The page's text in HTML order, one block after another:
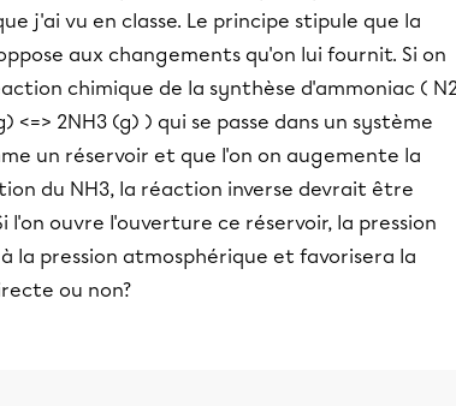
j'ai vu en classe. Le principe stipule que la
aux changements qu'on lui fournit. Si on
chimique de la synthèse d'ammoniac (
<=> 2NH3 (g) ) qui se passe dans un système
un réservoir et que l'on on augemente la
du NH3, la réaction inverse devrait être
l'on ouvre l'ouverture ce réservoir, la pression
la pression atmosphérique et favorisera la
ou non?